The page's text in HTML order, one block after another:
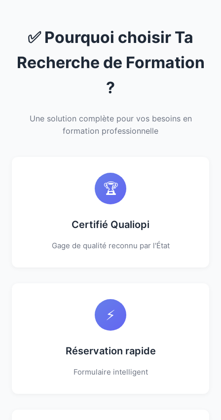
✅ Pourquoi choisir Ta
Recherche de Formation
?
Une solution complète pour vos besoins en
formation professionnelle
🏆
Certifié Qualiopi
Gage de qualité reconnu par l'État
⚡
Réservation rapide
Formulaire intelligent